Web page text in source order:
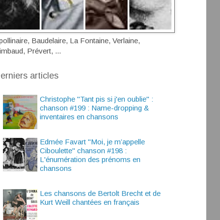
Baudelaire, La Fontaine, Verlaine,
Prévert, ...
articles
Christophe "Tant pis si j'en oublie" :
chanson #199 : Name-dropping &
inventaires en chansons
Edmée Favart "Moi, je m’appelle
Ciboulette" chanson #198 :
L'énumération des prénoms en
chansons
Les chansons de Bertolt Brecht et de
Kurt Weill chantées en français